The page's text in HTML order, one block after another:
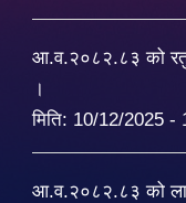
आ.व.२०८२.८३ को
।
मिति: 10/12/2025 -
आ.व.२०८२.८३ को